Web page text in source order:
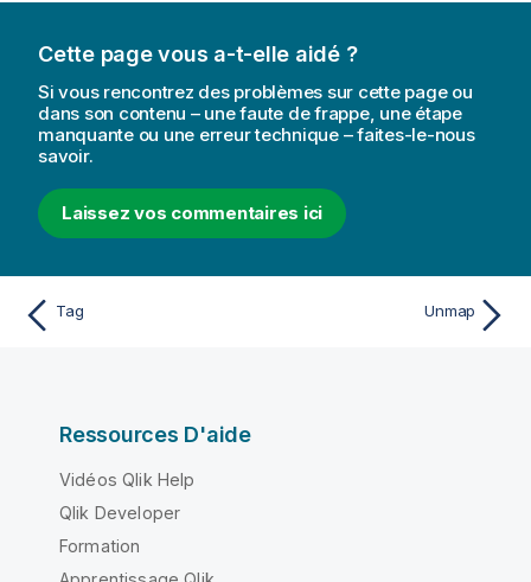
Cette page vous a-t-elle aidé ?
Si vous rencontrez des problèmes sur cette page ou
dans son contenu – une faute de frappe, une étape
manquante ou une erreur technique – faites-le-nous
savoir.
Laissez vos commentaires ici
Tag Unmap
Ressources D'aide
Vidéos Qlik Help
Qlik Developer
Formation